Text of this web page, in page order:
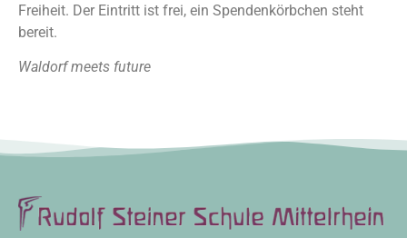
Freiheit. Der Eintritt ist frei, ein Spendenkörbchen steht
bereit.
Waldorf meets future